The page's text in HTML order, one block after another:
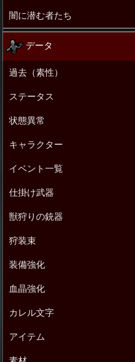
闇に潜む者たち
データ
過去（素性）
ステータス
状態異常
キャラクター
イベント一覧
仕掛け武器
獣狩りの銃器
狩装束
装備強化
血晶強化
カレル文字
アイテム